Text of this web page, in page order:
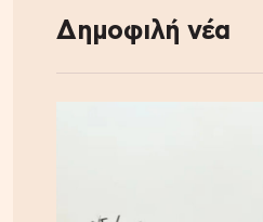
Δημοφιλή νέα